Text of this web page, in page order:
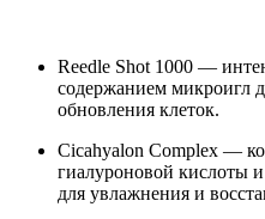
Reedle Shot 1000 —
содержанием микроигл
обновления клеток.
Cicahyalon Complex —
гиалуроновой кислоты и
для увлажнения и